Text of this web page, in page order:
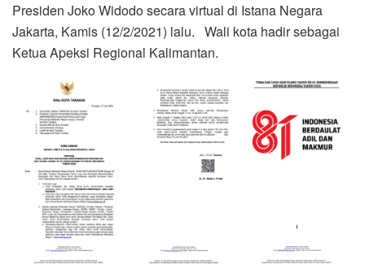
Presiden Joko Widodo secara virtual di Istana Negara
Jakarta, Kamis (12/2/2021) lalu. Wali kota hadir sebagai
Ketua Apeksi Regional Kalimantan.